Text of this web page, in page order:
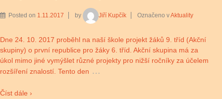
Posted on 1.11.2017 by Jiří Kupčík Označeno vAktuality
Dne 24. 10. 2017 proběhl na naší škole projekt žáků 9. tříd (Akční
skupiny) o první republice pro žáky 6. tříd. Akční skupina má za
úkol mimo jiné vymýšlet různé projekty pro nižší ročníky za účelem
rozšíření znalostí. Tento den …
Číst dále ›